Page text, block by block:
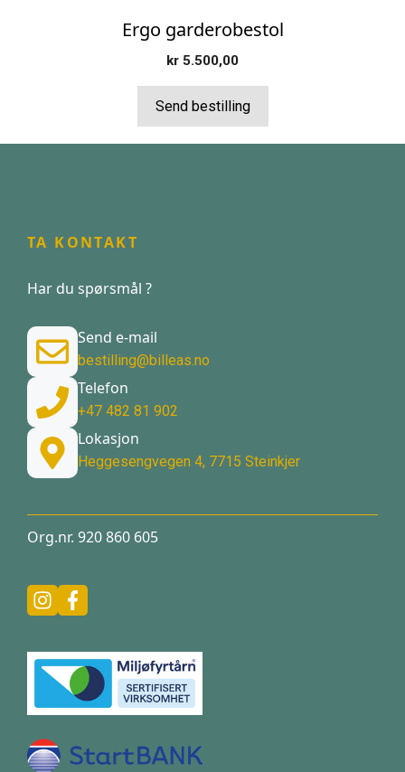
Ergo garderobestol
kr 5.500,00
Send bestilling
TA KONTAKT
Har du spørsmål ?
Send e-mail
bestilling@billeas.no
Telefon
+47 482 81 902
Lokasjon
Heggesengvegen 4, 7715 Steinkjer
Org.nr. 920 860 605